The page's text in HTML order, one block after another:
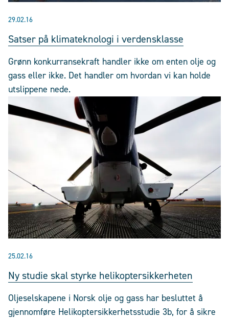
29.02.16
Satser på klimateknologi i verdensklasse
Grønn konkurransekraft handler ikke om enten olje og
gass eller ikke. Det handler om hvordan vi kan holde
utslippene nede.
25.02.16
Ny studie skal styrke helikoptersikkerheten
Oljeselskapene i Norsk olje og gass har besluttet å
gjennomføre Helikoptersikkerhetsstudie 3b, for å sikre